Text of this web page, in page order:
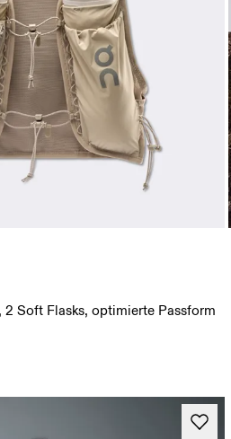
2 Soft Flasks, optimierte Passform